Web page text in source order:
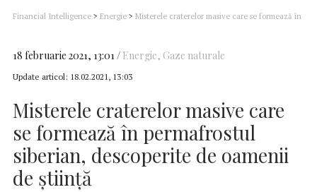
Financial Intelligence > Energie > Misterele craterelor masive care se formează în
18 februarie 2021, 13:01 Energie, Gaze naturale
Update articol: 18.02.2021, 13:03
Misterele craterelor masive care
se formează în permafrostul
siberian, descoperite de oamenii
de ştiinţă